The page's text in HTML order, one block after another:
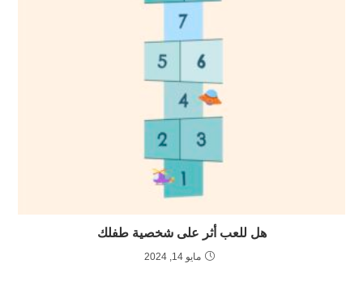
هل للعب أثر على شخصية طفلك
مايو 14, 2024